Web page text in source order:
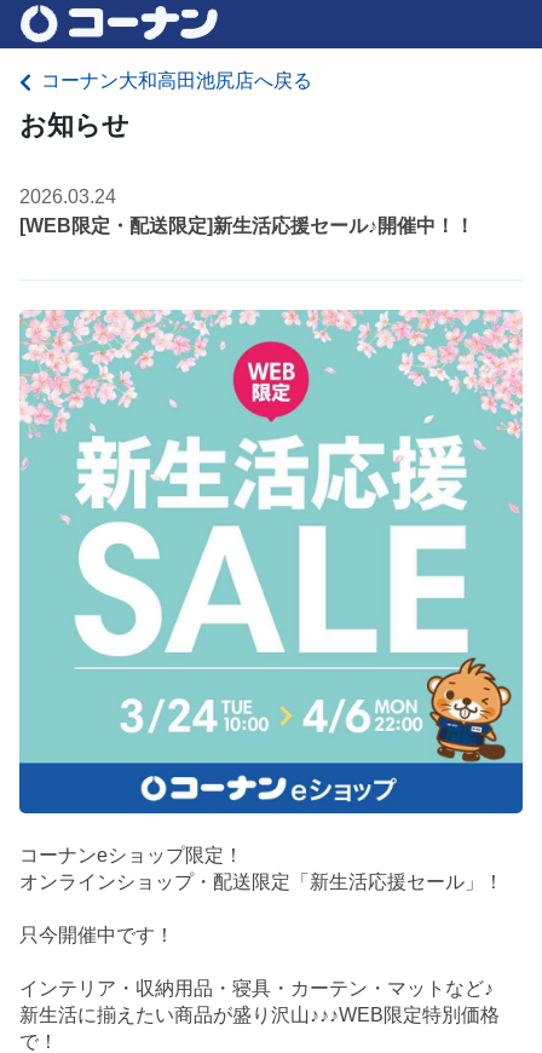
コーナン大和高田池尻店へ戻る
お知らせ
2026.03.24
[WEB限定・配送限定]新生活応援セール♪開催中！！
コーナンeショップ限定！
オンラインショップ・配送限定「新生活応援セール」！
只今開催中です！
インテリア・収納用品・寝具・カーテン・マットなど♪
新生活に揃えたい商品が盛り沢山♪♪♪WEB限定特別価格
で！